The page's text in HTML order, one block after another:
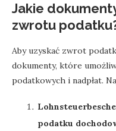
Jakie
zwrotu
Aby uzyskać zwrot
dokumenty, które
podatkowych i nadpłat.
podatku